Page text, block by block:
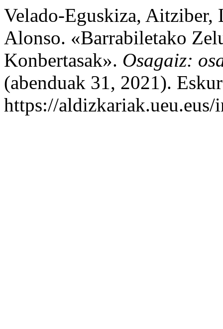
Velado-Eguskiza, Aitziber,
Alonso. «Barrabiletako
Konbertasak». Osagaiz:
(abenduak 31, 2021).
https://